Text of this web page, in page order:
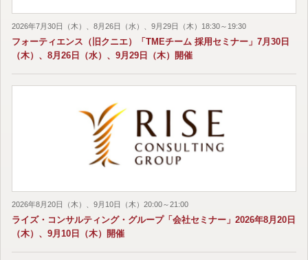
2026年7月30日（木）、8月26日（水）、9月29日（木）18:30～19:30
フォーティエンス（旧クニエ）「TMEチーム 採用セミナー」7月30日
（木）、8月26日（水）、9月29日（木）開催
2026年8月20日（木）、9月10日（木）20:00～21:00
ライズ・コンサルティング・グループ「会社セミナー」2026年8月20日
（木）、9月10日（木）開催